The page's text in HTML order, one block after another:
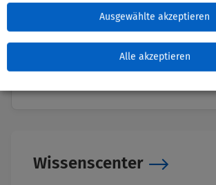
Ausgewählte akzeptieren
Alle akzeptieren
Zuletzt bearbeitet: 04. November 2025
Wissenscenter